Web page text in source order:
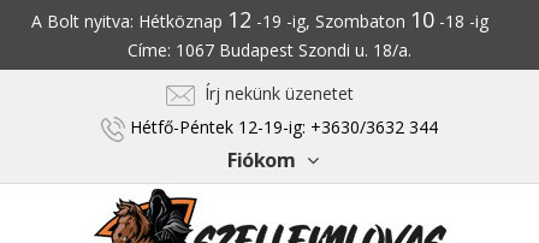
A Bolt nyitva: Hétköznap 12 -19 -ig, Szombaton 10 -18 -ig
Címe: 1067 Budapest Szondi u. 18/a.
Írj nekünk üzenetet
Hétfő-Péntek 12-19-ig: +3630/3632 344
Fiókom